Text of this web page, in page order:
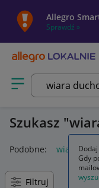
Allegro
Sprawdź »
Otwórz menu z
Szukasz
Podobne:
wiara
Filtruj
Gdy